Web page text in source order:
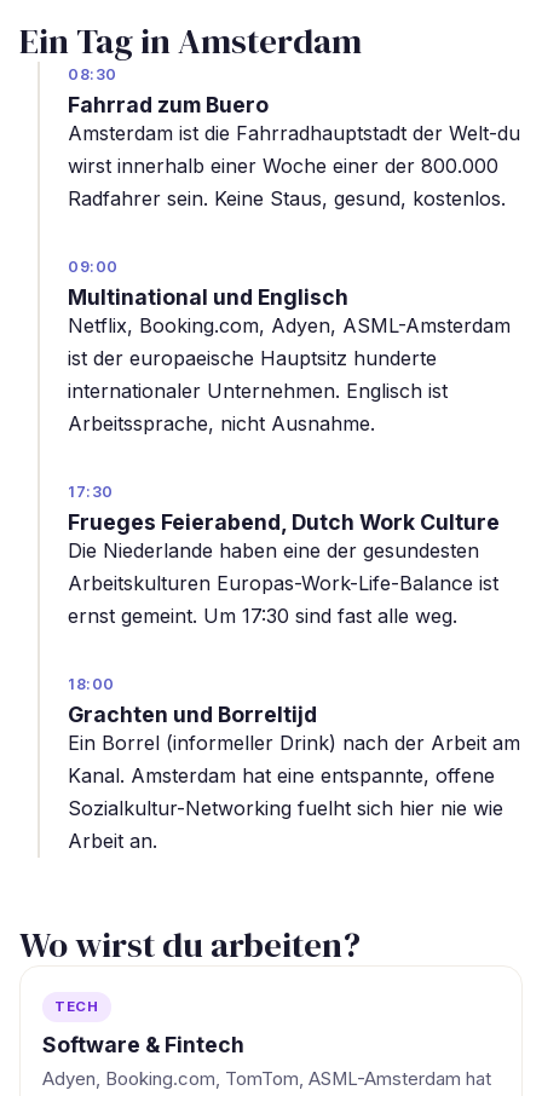
Ein Tag in Amsterdam
08:30
Fahrrad zum Buero
Amsterdam ist die Fahrradhauptstadt der Welt-du
wirst innerhalb einer Woche einer der 800.000
Radfahrer sein. Keine Staus, gesund, kostenlos.
09:00
Multinational und Englisch
Netflix, Booking.com, Adyen, ASML-Amsterdam
ist der europaeische Hauptsitz hunderte
internationaler Unternehmen. Englisch ist
Arbeitssprache, nicht Ausnahme.
17:30
Frueges Feierabend, Dutch Work Culture
Die Niederlande haben eine der gesundesten
Arbeitskulturen Europas-Work-Life-Balance ist
ernst gemeint. Um 17:30 sind fast alle weg.
18:00
Grachten und Borreltijd
Ein Borrel (informeller Drink) nach der Arbeit am
Kanal. Amsterdam hat eine entspannte, offene
Sozialkultur-Networking fuelht sich hier nie wie
Arbeit an.
Wo wirst du arbeiten?
TECH
Software & Fintech
Adyen, Booking.com, TomTom, ASML-Amsterdam hat